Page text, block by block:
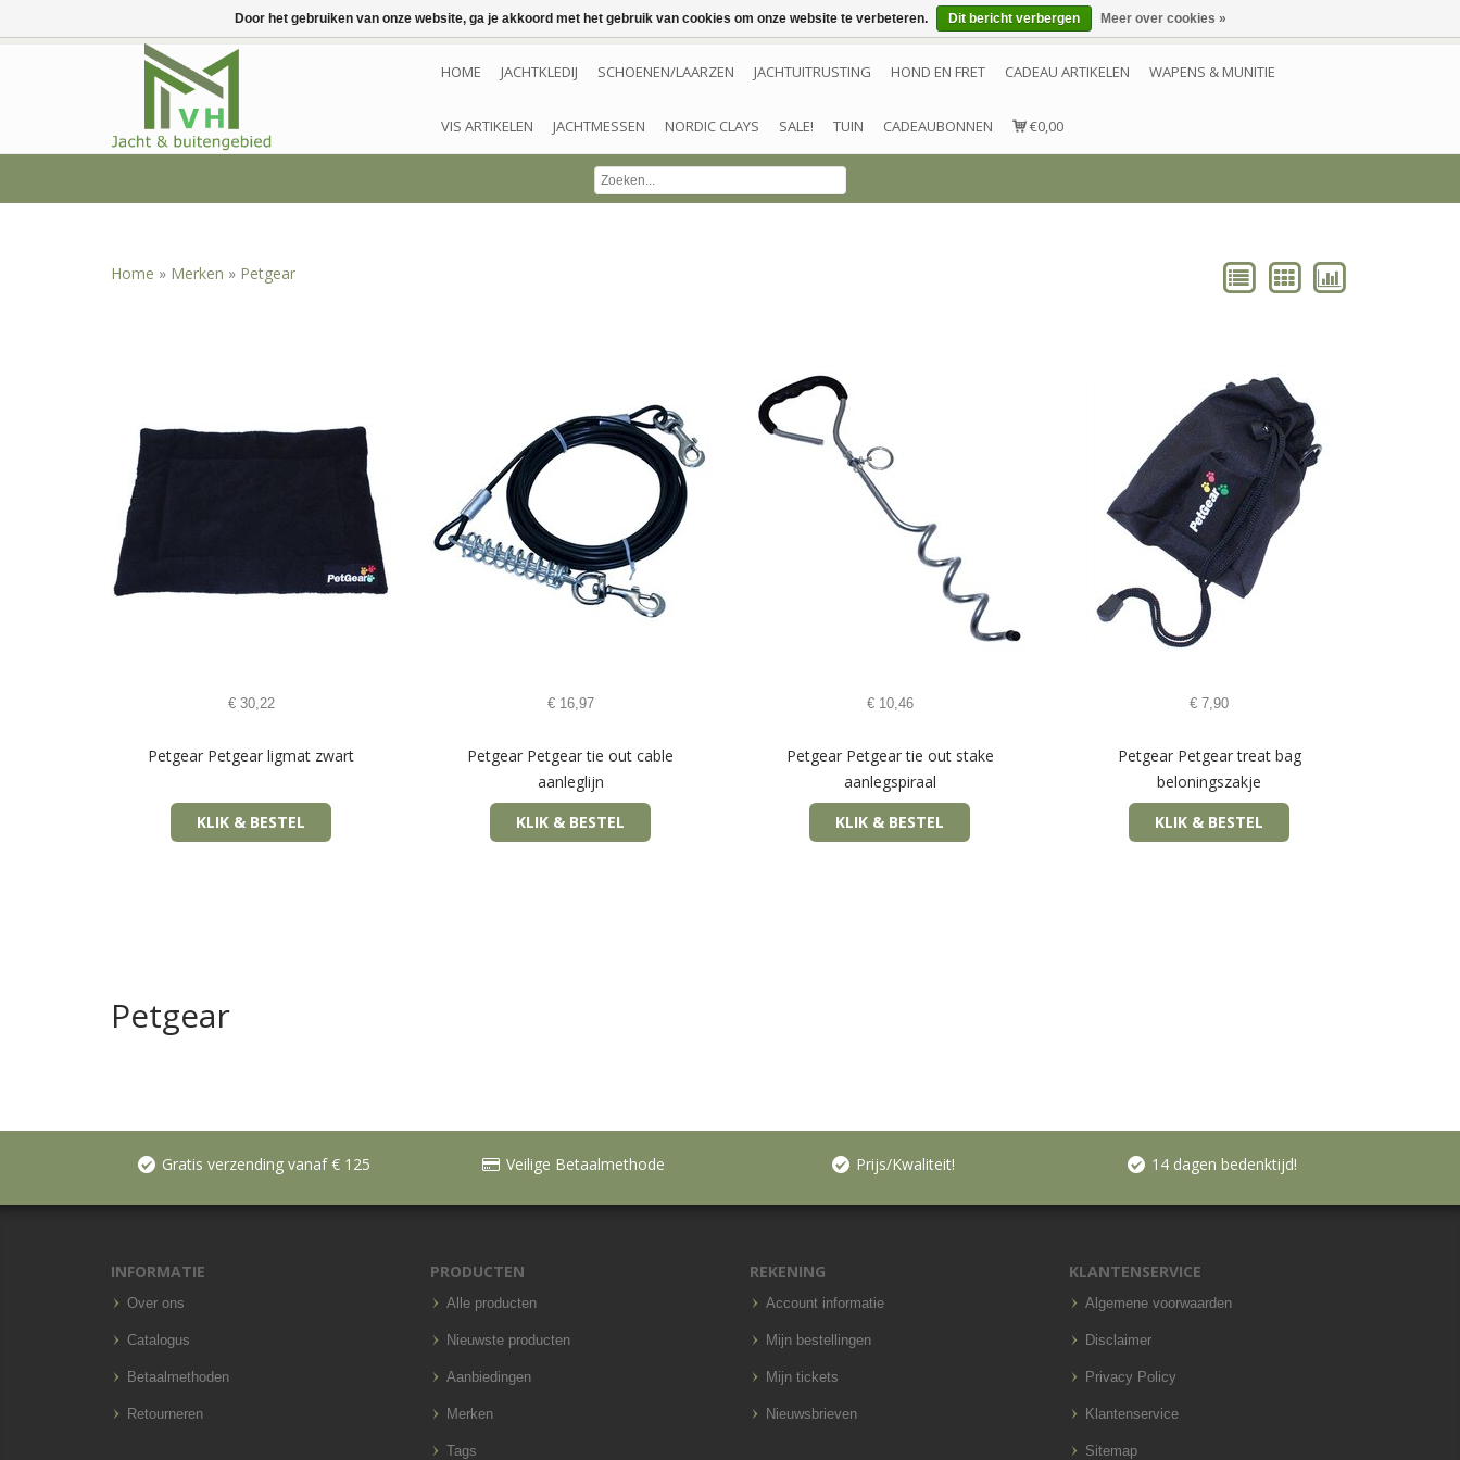
Inloggen Account aanmaken
HOME JACHTKLEDIJ SCHOENEN/LAARZEN JACHTUITRUSTING HOND EN FRET CADEAU ARTIKELEN WAPENS & MUNITIE
VIS ARTIKELEN JACHTMESSEN NORDIC CLAYS SALE! TUIN CADEAUBONNEN €0,00
Home » Merken » Petgear
€30,22
Petgear Petgear ligmat zwart
KLIK & BESTEL
€16,97
Petgear Petgear tie out cable
aanleglijn
KLIK & BESTEL
€10,46
Petgear Petgear tie out stake
aanlegspiraal
KLIK & BESTEL
€ 7,90
Petgear Petgear treat bag
beloningszakje
KLIK & BESTEL
Petgear
Gratis verzending vanaf € 125 Veilige Betaalmethode Prijs/Kwaliteit! 14 dagen bedenktijd!
INFORMATIE
Over ons
Catalogus
Betaalmethoden
Retourneren
PRODUCTEN
Alle producten
Nieuwste producten
Aanbiedingen
Merken
Tags
REKENING
Account informatie
Mijn bestellingen
Mijn tickets
Nieuwsbrieven
KLANTENSERVICE
Algemene voorwaarden
Disclaimer
Privacy Policy
Klantenservice
Sitemap
Door het gebruiken van onze website, ga je akkoord met het gebruik van cookies om onze website te verbeteren. Dit bericht verbergen Meer over cookies »